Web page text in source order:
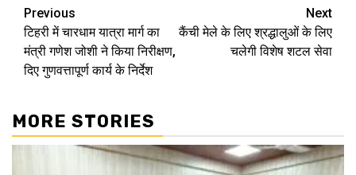
Continue
Reading
Previous
टिहरी में चारधाम यात्रा मार्ग का
मंत्री गणेश जोशी ने किया निरीक्षण,
दिए गुणवत्तापूर्ण कार्य के निर्देश
Next
कैंची मेले के लिए श्रद्धालुओं के लिए
चलेगी विशेष शटल सेवा
MORE STORIES